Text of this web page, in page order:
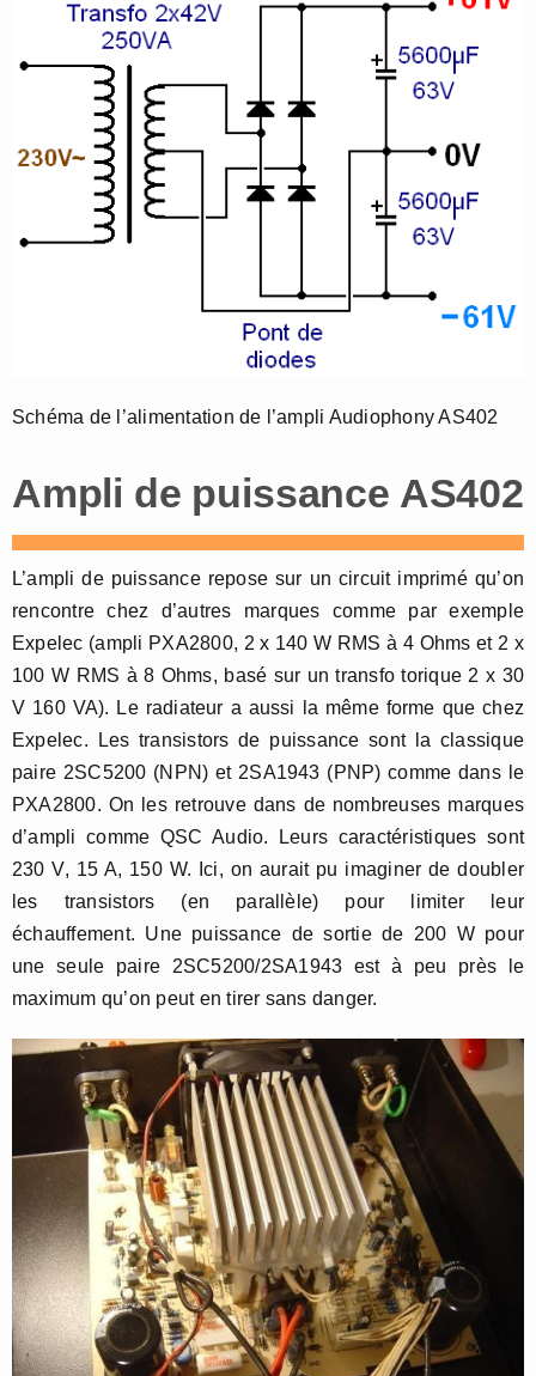
Schéma de l’alimentation de l’ampli Audiophony AS402
Ampli de puissance AS402
L’ampli de puissance repose sur un circuit imprimé qu’on
rencontre chez d’autres marques comme par exemple
Expelec (ampli PXA2800, 2 x 140 W RMS à 4 Ohms et 2 x
100 W RMS à 8 Ohms, basé sur un transfo torique 2 x 30
V 160 VA). Le radiateur a aussi la même forme que chez
Expelec. Les transistors de puissance sont la classique
paire 2SC5200 (NPN) et 2SA1943 (PNP) comme dans le
PXA2800. On les retrouve dans de nombreuses marques
d’ampli comme QSC Audio. Leurs caractéristiques sont
230 V, 15 A, 150 W. Ici, on aurait pu imaginer de doubler
les transistors (en parallèle) pour limiter leur
échauffement. Une puissance de sortie de 200 W pour
une seule paire 2SC5200/2SA1943 est à peu près le
maximum qu’on peut en tirer sans danger.